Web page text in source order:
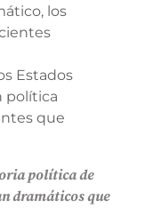
los
Estados
política
que
política de
dramáticos que